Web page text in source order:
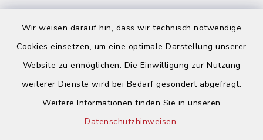
Wir weisen darauf hin, dass wir technisch notwendige
Cookies einsetzen, um eine optimale Darstellung unserer
Website zu ermöglichen. Die Einwilligung zur Nutzung
weiterer Dienste wird bei Bedarf gesondert abgefragt.
Weitere Informationen finden Sie in unseren
Datenschutzhinweisen.
Barrierefreiheit